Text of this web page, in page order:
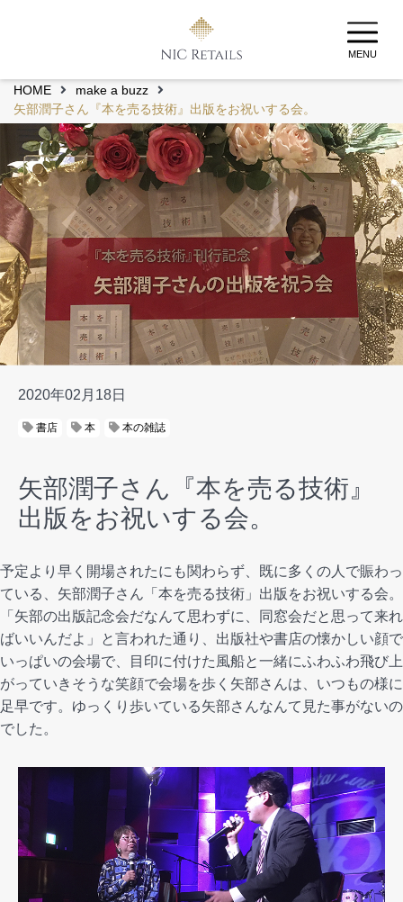
MENU
HOME
make a buzz
矢部潤子さん『本を売る技術』出版をお祝いする会。
2020年02月18日
書店 本 本の雑誌
矢部潤子さん『本を売る技術』
出版をお祝いする会。
予定より早く開場されたにも関わらず、
既に多くの人で賑わっ
ている、矢部潤子さん「本を売る技術」出版をお祝いする会。
「矢部の出版記念会だなんて思わずに、
同窓会だと思って来れ
ばいいんだよ」と言われた通り、出版社や書店の懐かしい顔で
いっぱいの会場で、目印に付けた風船と一緒にふわふわ飛び上
がっていきそうな笑顔で会場を歩く矢部さんは、いつもの様に
足早です。ゆっくり歩いている矢部さんなんて見た事がないの
でした。